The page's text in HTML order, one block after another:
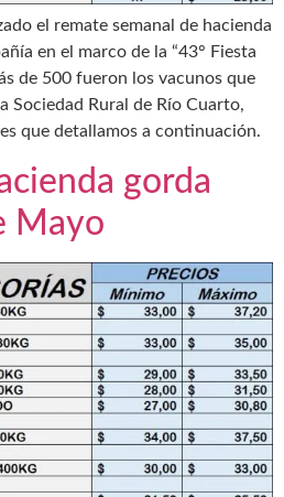
el remate semanal de hacienda
en el marco de la “43° Fiesta
de 500 fueron los vacunos que
Sociedad Rural de Río Cuarto,
que detallamos a continuación.
gorda
Mayo